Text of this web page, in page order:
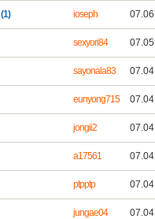
(1) ioseph
sexyori84
sayonala83
eunyong715
jongii2
a17561
ptpptp
jungae04